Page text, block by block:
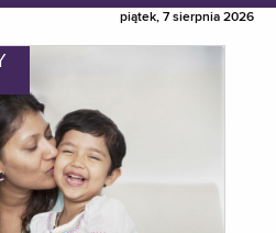
piątek, 7 sierpnia 2026